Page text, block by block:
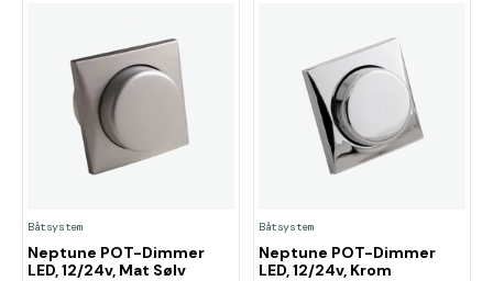
Båtsystem
Neptune POT-Dimmer
LED, 12/24v, Mat Sølv
Båtsystem
Neptune POT-Dimmer
LED, 12/24v, Krom